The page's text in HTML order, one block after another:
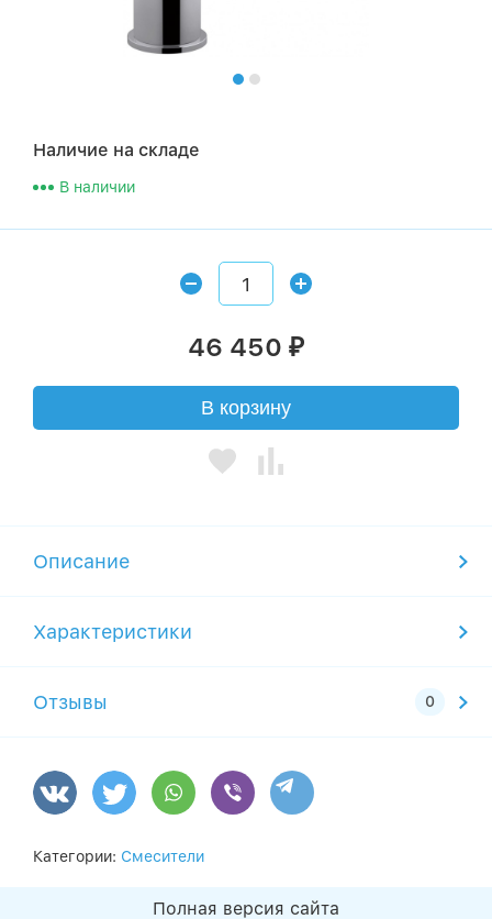
Наличие на складе
В наличии
46 450 ₽
В корзину
Описание
Характеристики
Отзывы
Категории: Смесители
Полная версия сайта